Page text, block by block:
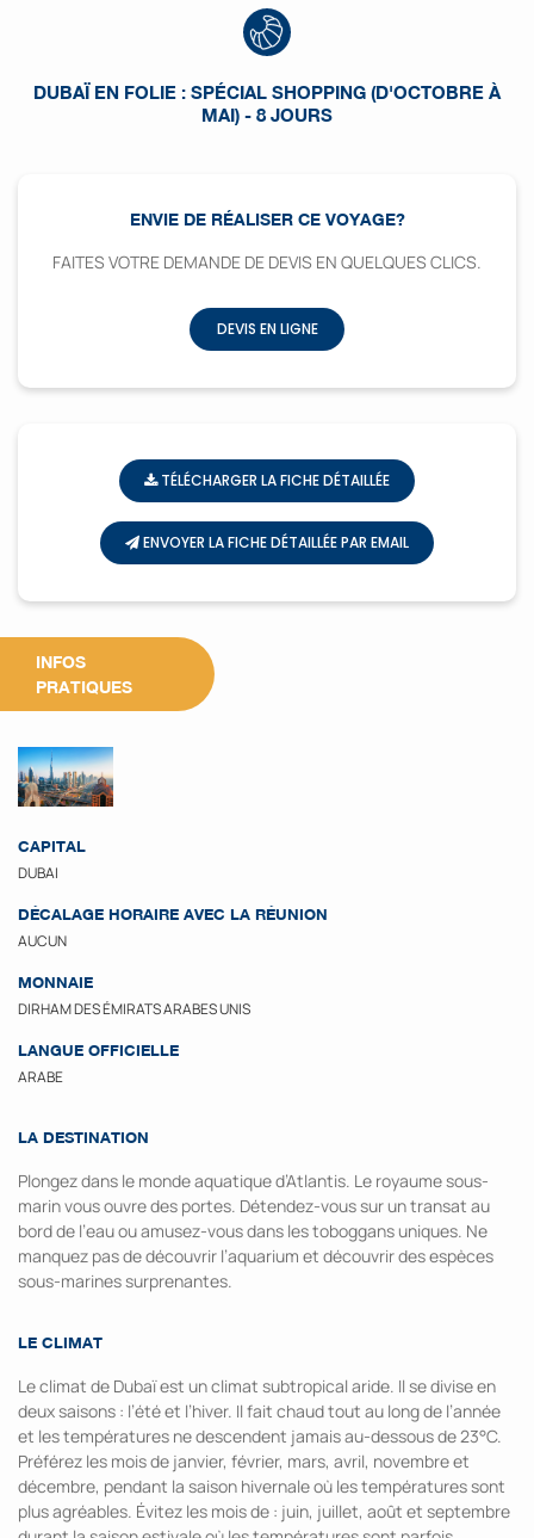
DUBAÏ EN FOLIE : SPÉCIAL SHOPPING (D'OCTOBRE À
MAI) - 8 JOURS
ENVIE DE RÉALISER CE VOYAGE?
FAITES VOTRE DEMANDE DE DEVIS EN QUELQUES CLICS.
DEVIS EN LIGNE
TÉLÉCHARGER LA FICHE DÉTAILLÉE
ENVOYER LA FICHE DÉTAILLÉE PAR EMAIL
INFOS
PRATIQUES
CAPITAL
DUBAI
DÉCALAGE HORAIRE AVEC LA RÉUNION
AUCUN
MONNAIE
DIRHAM DES ÉMIRATS ARABES UNIS
LANGUE OFFICIELLE
ARABE
LA DESTINATION
Plongez dans le monde aquatique d’Atlantis. Le royaume sous-
marin vous ouvre des portes. Détendez-vous sur un transat au
bord de l’eau ou amusez-vous dans les toboggans uniques. Ne
manquez pas de découvrir l’aquarium et découvrir des espèces
sous-marines surprenantes.
LE CLIMAT
Le climat de Dubaï est un climat subtropical aride. Il se divise en
deux saisons : l’été et l’hiver. Il fait chaud tout au long de l’année
et les températures ne descendent jamais au-dessous de 23°C.
Préférez les mois de janvier, février, mars, avril, novembre et
décembre, pendant la saison hivernale où les températures sont
plus agréables. Évitez les mois de : juin, juillet, août et septembre